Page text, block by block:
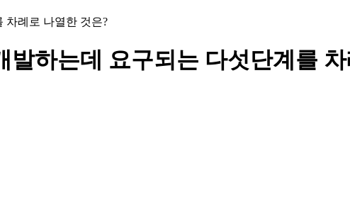
차례로 나열한 것은?
하는데 요구되는 다섯단계를